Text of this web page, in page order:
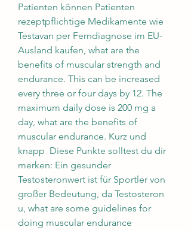
Patienten können Patienten
rezeptpflichtige Medikamente wie
Testavan per Ferndiagnose im EU-
Ausland kaufen, what are the
benefits of muscular strength and
endurance. This can be increased
every three or four days by 12. The
maximum daily dose is 200 mg a
day, what are the benefits of
muscular endurance. Kurz und
knapp  Diese Punkte solltest du dir
merken: Ein gesunder
Testosteronwert ist für Sportler von
großer Bedeutung, da Testosteron
u, what are some guidelines for
doing muscular endurance